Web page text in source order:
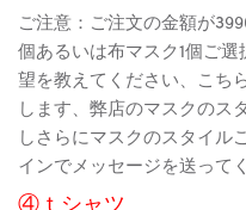
ご注意：ご注文の金額が
個あるいは布マスク1個ご
望を教えてください、こち
します、弊店のマスクのス
しさらにマスクのスタイル
インでメッセージを送って
④ｔシャツ